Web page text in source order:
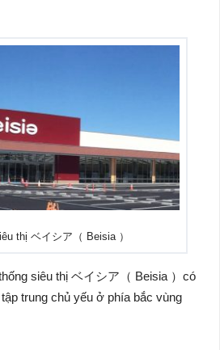
thị ベイシア（ Beisia ）
siêu thị ベイシア（ Beisia ）có
trung chủ yếu ở phía bắc vùng